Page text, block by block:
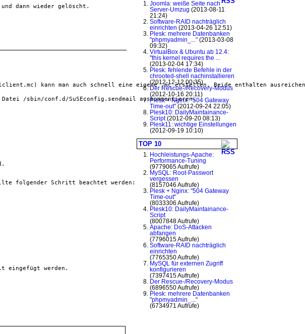
Joomla: weiße Seite nach
Server-Umzug (2013-08-11
21:24)
Software-RAID nachträglich
einrichten (2013-04-26 12:51)
Plesk: mehrere Datenbanken
"phpmyadmin_..."(2013-03-08
09:32)
VirtualBox & Ubuntu ab 12.4:
"this kernel requires the ...
(2013-02-04 17:34)
Plesk: fehlende Befehle in der
chrooted-shell nachinstallieren
(2012-12-12 00:35)
Der Rescue-/Recovery-Modus
(2012-10-16 20:11)
Plesk + Nginx: "504 Gateway
Time-out"(2012-09-24 22:05)
Plesk10: DailyMaintainance-
Script(2012-09-20 08:13)
Plesk11: wichtige Einstellungen
(2012-09-19 10:10)
TOP 10
Hochleistungs-Apache:
Performance-Tuning
(9779065 Aufrufe)
MySQL: Root-Passwort
vergessen
(8157046 Aufrufe)
Plesk + Nginx: "504 Gateway
Time-out"
(8033306 Aufrufe)
Plesk10: DailyMaintainance-
Script
(8007848 Aufrufe)
Apache: DoS-Attacken
abfangen
(7796015 Aufrufe)
Software-RAID nachträglich
einrichten
(7765350 Aufrufe)
MySQL für externen Zugriff
konfigurieren
(7397415 Aufrufe)
Der Rescue-/Recovery-Modus
(6896550 Aufrufe)
Plesk: mehrere Datenbanken
"phpmyadmin_..."
(6734971 Aufrufe)
dann wieder gelöscht.
) kann man auch schnell eine eigene .mc erstellen. Beide enthalten
Datei /sbin/conf.d/SuSEconfig.sendmail auskommentieren.
.
folgender Schritt beachtet werden:
eingefügt werden.